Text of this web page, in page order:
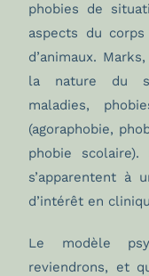
phobies de
aspects du
d’animaux.
la nature du
maladies,
(agoraphobie,
phobie scolaire).
s’apparentent à
d’intérêt en
Le modèle
reviendrons, et